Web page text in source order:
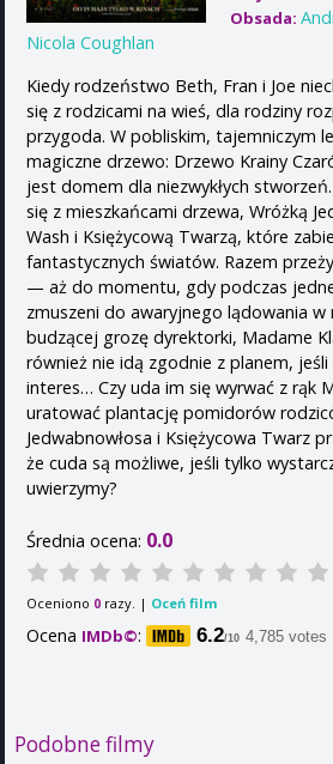
Obsada:
Nicola Coughlan
Kiedy rodzeństwo Beth, Fran i Joe
się z rodzicami na wieś, dla rodziny
przygoda. W pobliskim, tajemniczym
magiczne drzewo: Drzewo Krainy
jest domem dla niezwykłych
się z mieszkańcami drzewa, Wróżką
Wash i Księżycową Twarzą, które
fantastycznych światów. Razem
— aż do momentu, gdy podczas
zmuszeni do awaryjnego lądowania w
budzącej grozę dyrektorki, Madame
również nie idą zgodnie z planem,
interes… Czy uda im się wyrwać z rąk
uratować plantację pomidorów
Jedwabnowłosa i Księżycowa Twarz
że cuda są możliwe, jeśli tylko
uwierzymy?
Średnia ocena: 0.0
Oceniono 0 razy. | Oceń film
Ocena IMDb©: 6.2/10 4,785 votes
Podobne filmy